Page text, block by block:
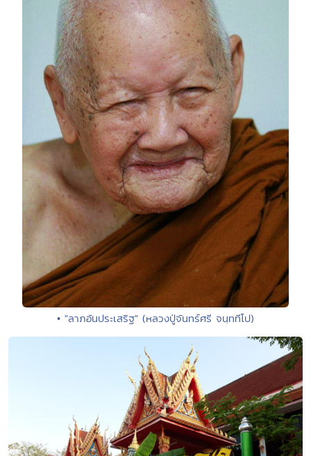
• "ลาภอันประเสริฐ" (หลวงปู่จันทร์ศรี จนฺททีโป)